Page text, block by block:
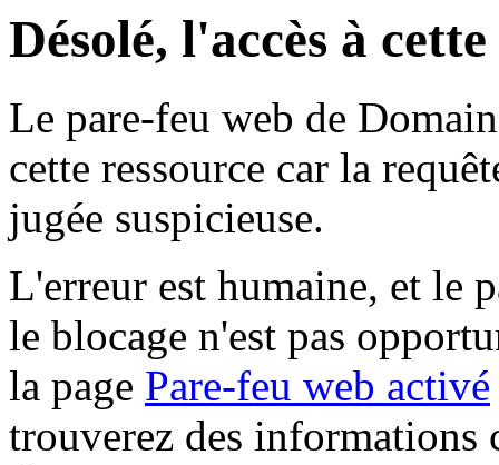
Désolé, l'accès à
Le pare-feu web de
cette ressource car la
jugée suspicieuse.
L'erreur est humaine, et le
le blocage n'est pas
la page Pare-feu web activé
trouverez des informations